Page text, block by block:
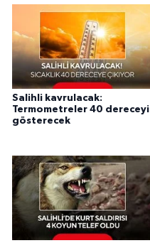
Salihli kavrulacak:
Termometreler 40 dereceyi
gösterecek